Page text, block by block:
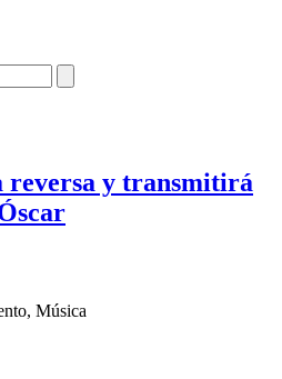
reversa y transmitirá
, Música